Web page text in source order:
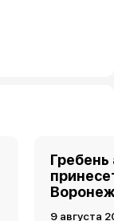
9 августа